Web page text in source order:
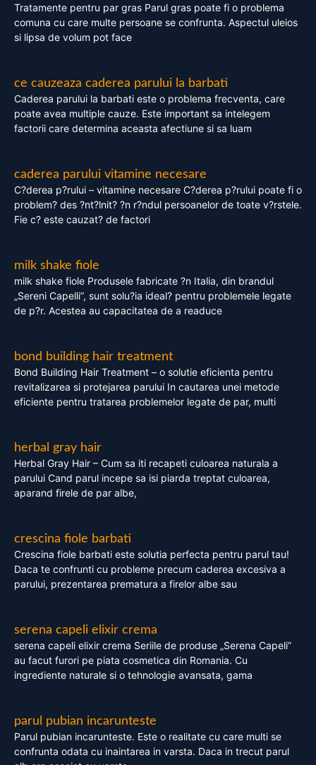
Tratamente pentru par gras Parul gras poate fi o problema
comuna cu care multe persoane se confrunta. Aspectul uleios
si lipsa de volum pot face
ce cauzeaza caderea parului la barbati
Caderea parului la barbati este o problema frecventa, care
poate avea multiple cauze. Este important sa intelegem
factorii care determina aceasta afectiune si sa luam
caderea parului vitamine necesare
C?derea p?rului – vitamine necesare C?derea p?rului poate fi o
problem? des ?nt?lnit? ?n r?ndul persoanelor de toate v?rstele.
Fie c? este cauzat? de factori
milk shake fiole
milk shake fiole Produsele fabricate ?n Italia, din brandul
„Sereni Capelli”, sunt solu?ia ideal? pentru problemele legate
de p?r. Acestea au capacitatea de a readuce
bond building hair treatment
Bond Building Hair Treatment – o solutie eficienta pentru
revitalizarea si protejarea parului In cautarea unei metode
eficiente pentru tratarea problemelor legate de par, multi
herbal gray hair
Herbal Gray Hair – Cum sa iti recapeti culoarea naturala a
parului Cand parul incepe sa isi piarda treptat culoarea,
aparand firele de par albe,
crescina fiole barbati
Crescina fiole barbati este solutia perfecta pentru parul tau!
Daca te confrunti cu probleme precum caderea excesiva a
parului, prezentarea prematura a firelor albe sau
serena capeli elixir crema
serena capeli elixir crema Seriile de produse „Serena Capeli”
au facut furori pe piata cosmetica din Romania. Cu
ingrediente naturale si o tehnologie avansata, gama
parul pubian incarunteste
Parul pubian incarunteste. Este o realitate cu care multi se
confrunta odata cu inaintarea in varsta. Daca in trecut parul